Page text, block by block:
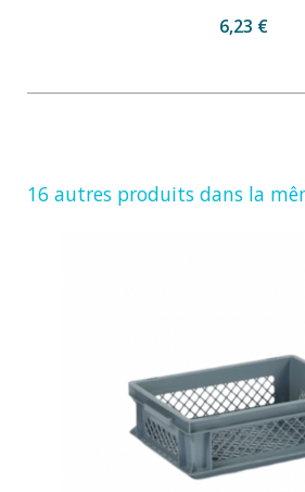
6,23 €
16 autres produits dans la